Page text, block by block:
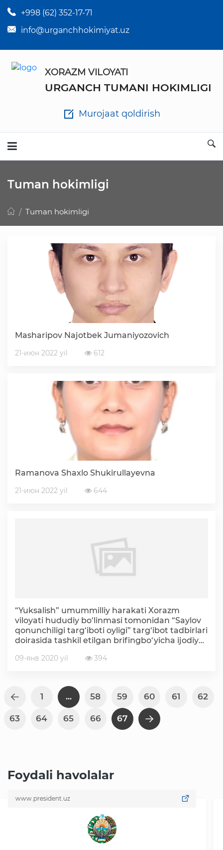
+998 (62) 352-17-71
info@urganchhokimiyat.uz
XORAZM VILOYATI
URGANCH TUMANI HOKIMLIGI
Murojaat qoldirish
Tuman hokim qarorlari
Tuman hokimi farmoyishlari
Tuman hokimligi ish yuritish yo'riqnomasi
Statistik va tahliliy axborotlar
Aholi bandligini ta'minlash
Rasmiy munosabat
Deputatlar faoliyati
Korrupsiyaga qarshi kurashish bo'yicha idoraviy
Korrupsiyaga qarshi kurashish bo'yicha amalga
oshirayotgan ishlar
Ochiq ma'lumotlar
«Elektron hukumat» tizimi
Ochiq budjet ma'lumotlar
Tuman hokimligi
Tuman hokimligi
Masharipov Najotbek Jumaniyozovich
21-июн 2022 yil 612
Ramanova Shaxlo Shukirullayevna
21-июн 2022 yil 644
“Yuksalish” umummilliy harakati Xorazm
viloyati hududiy bo‘linmasi tomonidan “Saylov
qonunchiligi targ‘iboti oyligi” targ‘ibot tadbirlari
doirasida tashkil etilgan brifingbo‘yicha ijodiy
09-янв 2020 yil 394
1 ... 58 59 60 61 62
63 64 65 66 67
Foydali havolalar